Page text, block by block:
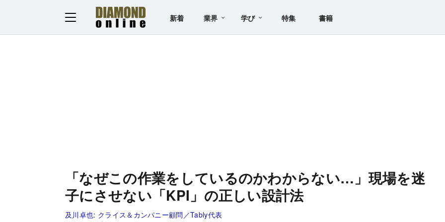
新着 業界 学び 特集 書籍
「なぜこの作業をしているのかわからない…」現場を迷
子にさせない「KPI」の正しい設計法
及川卓也: クライス＆カンパニー顧問／Tably代表